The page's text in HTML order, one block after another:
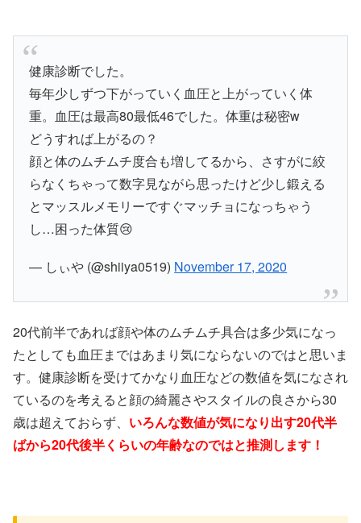
健康診断でした。
毎年少しずつ下がっていく血圧と上がっていく体
重。血圧は最高80最低46でした。体重は秘密w
どうすれば上がるの？
顔と体のムチムチ度合も増してるから、さすがに絞
らなくちゃって数字見ながら思ったけど少し鍛える
とマッスルメモリーですぐマッチョになっちゃう
し…困った体質😢
— しぃや (@shiiya0519) November 17, 2020
20代前半であれば顔や体のムチムチ具合は多少気になっ
たとしても血圧まではあまり気にならないのではと思いま
す。健康診断を受けてかなり血圧などの数値を気になされ
ているのを考えると顔の綺麗さやスタイルの良さから30
歳は超えておらず、 いろんな数値が気になり出す20代半
ばから20代後半くらいの年齢なのではと推測します！